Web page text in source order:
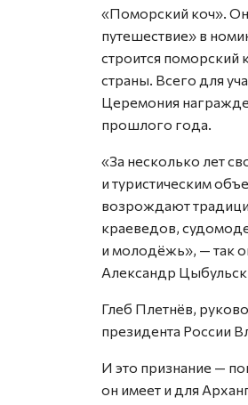
«Поморский коч».
путешествие» в
строится
страны. Всего для
Церемония
прошлого года.
«За несколько лет
и туристическим
возрождают
краеведов,
и молодёжь», — так
Александр
Глеб Плетнёв,
президента России
И это признание —
он имеет и для